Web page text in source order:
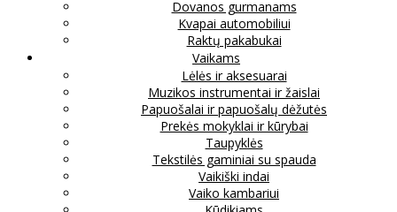
Dovanos gurmanams
Kvapai automobiliui
Raktų pakabukai
Vaikams
Lėlės ir aksesuarai
Muzikos instrumentai ir žaislai
Papuošalai ir papuošalų dėžutės
Prekės mokyklai ir kūrybai
Taupyklės
Tekstilės gaminiai su spauda
Vaikiški indai
Vaiko kambariui